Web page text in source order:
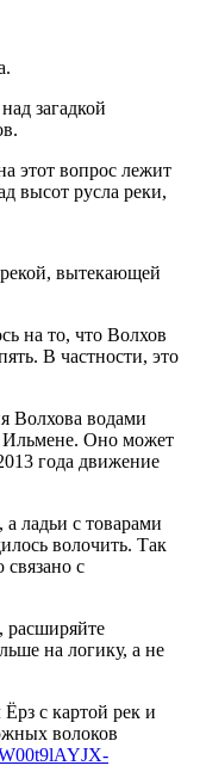
загадкой
этот вопрос лежит
высот русла реки,
вытекающей
на то, что Волхов
В частности, это
Волхова водами
Ильмене. Оно может
года движение
а ладьи с товарами
волочить. Так
с
расширяйте
на логику, а не
с картой рек и
волоков